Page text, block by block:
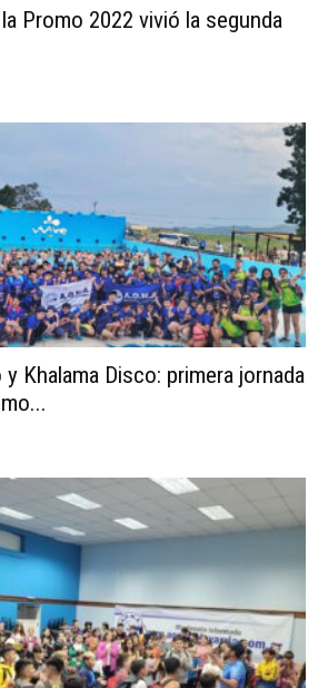
Promo 2022 vivió la segunda
Khalama Disco: primera jornada